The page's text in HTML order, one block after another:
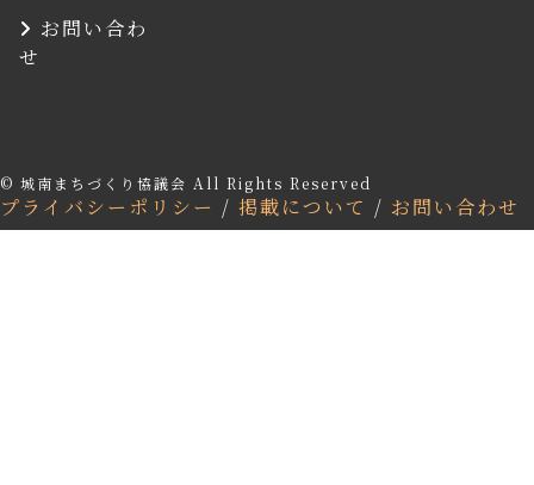
お問い合わ
せ
© 城南まちづくり協議会 All Rights Reserved
プライバシーポリシー / 掲載について / お問い合わせ